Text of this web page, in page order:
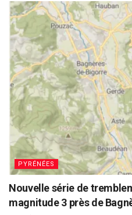
PYRÉNÉES
Nouvelle série de
magnitude 3 près de